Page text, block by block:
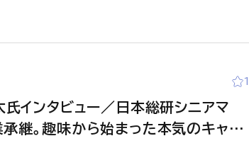
1
インタビュー／日本総研シニアマ
継。趣味から始まった本気のキャリ
元コンサルの生き方―】